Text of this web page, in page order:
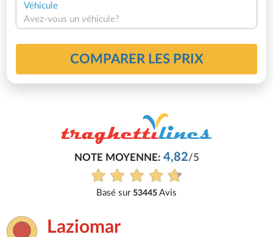
Véhicule
Avez-vous un véhicule?
COMPARER LES PRIX
NOTE MOYENNE:4,82/5
Basé sur 53445 Avis
Laziomar